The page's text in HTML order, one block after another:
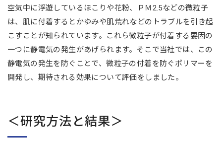
空気中に浮遊しているほこりや花粉、ＰＭ2.5などの微粒子
は、肌に付着するとかゆみや肌荒れなどのトラブルを引き起
こすことが知られています。これら微粒子が付着する要因の
一つに静電気の発生があげられます。そこで当社では、この
静電気の発生を防ぐことで、微粒子の付着を防ぐポリマーを
開発し、期待される効果について評価をしました。
＜研究方法と結果＞